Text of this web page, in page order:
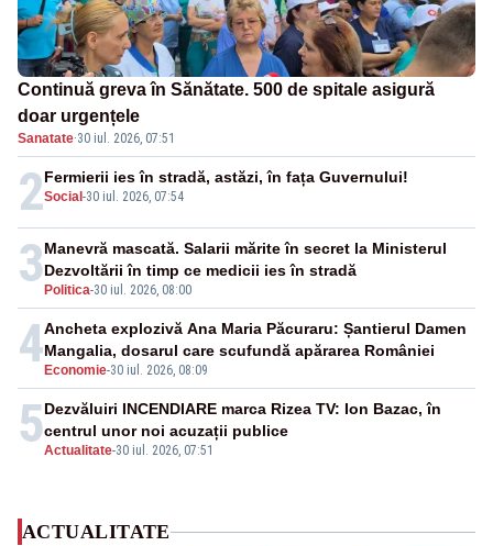
Continuă greva în Sănătate. 500 de spitale asigură
doar urgențele
Sanatate·30 iul. 2026, 07:51
2Social -30 iul. 2026, 07:54
Fermierii ies în stradă, astăzi, în fața Guvernului!
3 Politica-30 iul. 2026, 08:00
Manevră mascată. Salarii mărite în secret la Ministerul
Dezvoltării în timp ce medicii ies în stradă
4 Economie-30 iul. 2026, 08:09
Ancheta explozivă Ana Maria Păcuraru: Șantierul Damen
Mangalia, dosarul care scufundă apărarea României
5Actualitate-30 iul. 2026, 07:51
Dezvăluiri INCENDIARE marca Rizea TV: Ion Bazac, în
centrul unor noi acuzații publice
ACTUALITATE